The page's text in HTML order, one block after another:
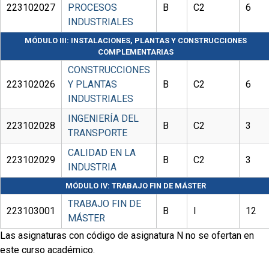
223102027
PROCESOS
INDUSTRIALES
B C2 6
MÓDULO III: INSTALACIONES, PLANTAS Y CONSTRUCCIONES
COMPLEMENTARIAS
223102026
CONSTRUCCIONES
Y PLANTAS
INDUSTRIALES
B C2 6
223102028
INGENIERÍA DEL
TRANSPORTE
B C2 3
223102029
CALIDAD EN LA
INDUSTRIA
B C2 3
MÓDULO IV: TRABAJO FIN DE MÁSTER
223103001
TRABAJO FIN DE
MÁSTER
B 12
Las asignaturas con código de asignatura N no se ofertan en
este curso académico.